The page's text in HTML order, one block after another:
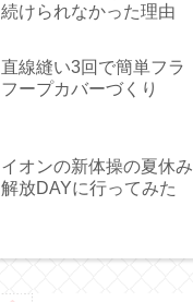
続けられなかった理由
直線縫い3回で簡単フラ
フープカバーづくり
イオンの新体操の夏休み
解放DAYに行ってみた